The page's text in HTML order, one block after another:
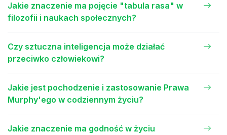
Jakie znaczenie ma pojęcie "tabula rasa" w
filozofii i naukach społecznych?
Czy sztuczna inteligencja może działać
przeciwko człowiekowi?
Jakie jest pochodzenie i zastosowanie Prawa
Murphy'ego w codziennym życiu?
Jakie znaczenie ma godność w życiu